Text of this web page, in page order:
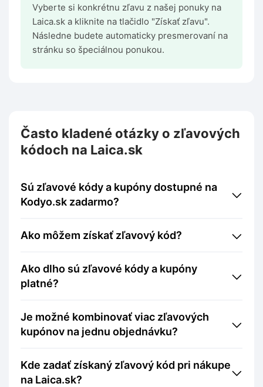
Vyberte si konkrétnu zľavu z našej ponuky na
Laica.sk a kliknite na tlačidlo "Získať zľavu".
Následne budete automaticky presmerovaní na
stránku so špeciálnou ponukou.
Často kladené otázky o zľavových
kódoch na Laica.sk
Sú zľavové kódy a kupóny dostupné na
Kodyo.sk zadarmo?
Ako môžem získať zľavový kód?
Ako dlho sú zľavové kódy a kupóny
platné?
Je možné kombinovať viac zľavových
kupónov na jednu objednávku?
Kde zadať získaný zľavový kód pri nákupe
na Laica.sk?